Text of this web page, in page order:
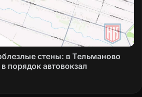
стены: в Тельманово
порядок автовокзал